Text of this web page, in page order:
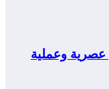
وعملية